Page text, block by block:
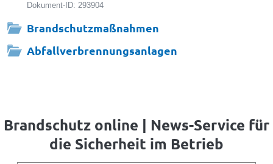
Dokument-ID: 293904
Brandschutzmaßnahmen
Abfallverbrennungsanlagen
Brandschutz online | News-Service für
die Sicherheit im Betrieb